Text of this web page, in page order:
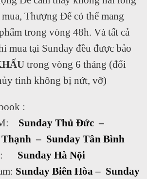
mua, Thượng Đế có thể mang
trong vòng 48h. Và tất cả
mua tại Sunday đều được bảo
trong vòng 6 tháng (đối
tinh không bị nứt, vỡ)
:
Sunday Thủ Đức –
– Sunday Tân Bình
Sunday Hà Nội
Sunday Biên Hòa – Sunday